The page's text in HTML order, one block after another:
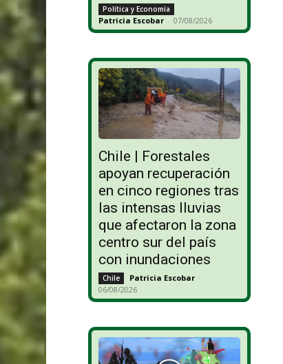
Política y Economía
Patricia Escobar - 07/08/2026
Chile | Forestales
apoyan recuperación
en cinco regiones tras
las intensas lluvias
que afectaron la zona
centro sur del país
con inundaciones
Chile Patricia Escobar -
06/08/2026